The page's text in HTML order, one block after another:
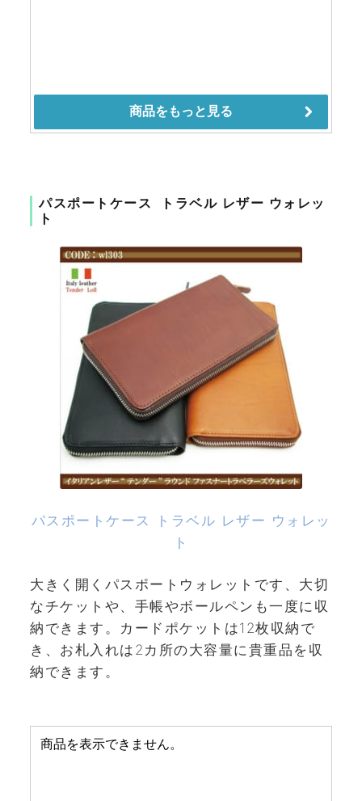
パスポートケース トラベル レザー ウォレッ
ト
パスポートケース トラベル レザー ウォレッ
ト
大きく開くパスポートウォレットです、大切
なチケットや、手帳やボールペンも一度に収
納できます。カードポケットは12枚収納で
き、お札入れは2カ所の大容量に貴重品を収
納できます。